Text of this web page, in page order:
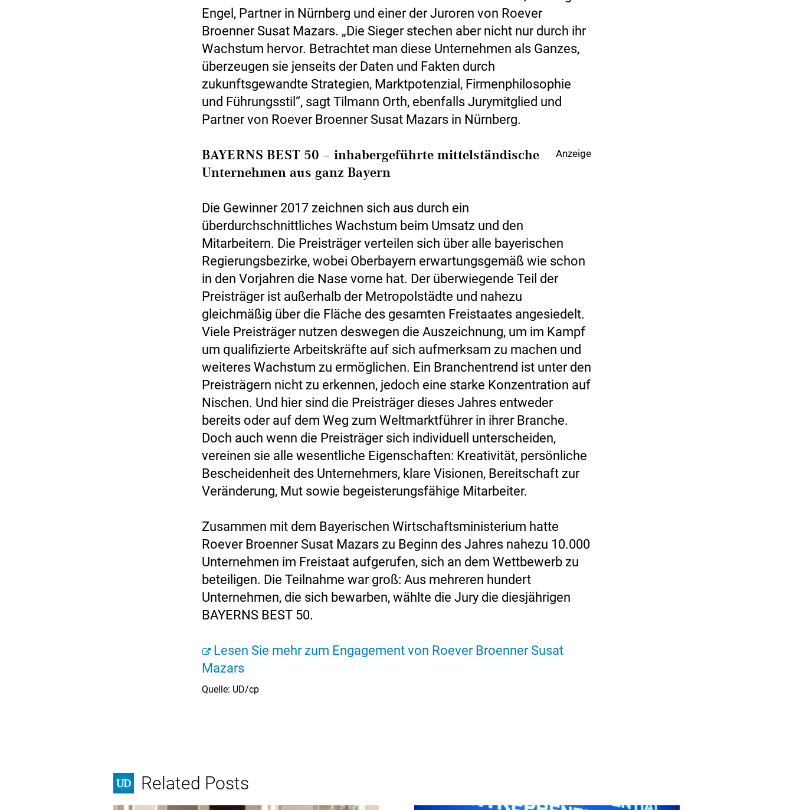
Engel, Partner in Nürnberg und einer der Juroren von Roever
Broenner Susat Mazars. „Die Sieger stechen aber nicht nur durch ihr
Wachstum hervor. Betrachtet man diese Unternehmen als Ganzes,
überzeugen sie jenseits der Daten und Fakten durch
zukunftsgewandte Strategien, Marktpotenzial, Firmenphilosophie
und Führungsstil“, sagt Tilmann Orth, ebenfalls Jurymitglied und
Partner von Roever Broenner Susat Mazars in Nürnberg.
Anzeige
BAYERNS BEST 50 – inhabergeführte mittelständische
Unternehmen aus ganz Bayern
Die Gewinner 2017 zeichnen sich aus durch ein
überdurchschnittliches Wachstum beim Umsatz und den
Mitarbeitern. Die Preisträger verteilen sich über alle bayerischen
Regierungsbezirke, wobei Oberbayern erwartungsgemäß wie schon
in den Vorjahren die Nase vorne hat. Der überwiegende Teil der
Preisträger ist außerhalb der Metropolstädte und nahezu
gleichmäßig über die Fläche des gesamten Freistaates angesiedelt.
Viele Preisträger nutzen deswegen die Auszeichnung, um im Kampf
um qualifizierte Arbeitskräfte auf sich aufmerksam zu machen und
weiteres Wachstum zu ermöglichen. Ein Branchentrend ist unter den
Preisträgern nicht zu erkennen, jedoch eine starke Konzentration auf
Nischen. Und hier sind die Preisträger dieses Jahres entweder
bereits oder auf dem Weg zum Weltmarktführer in ihrer Branche.
Doch auch wenn die Preisträger sich individuell unterscheiden,
vereinen sie alle wesentliche Eigenschaften: Kreativität, persönliche
Bescheidenheit des Unternehmers, klare Visionen, Bereitschaft zur
Veränderung, Mut sowie begeisterungsfähige Mitarbeiter.
Zusammen mit dem Bayerischen Wirtschaftsministerium hatte
Roever Broenner Susat Mazars zu Beginn des Jahres nahezu 10.000
Unternehmen im Freistaat aufgerufen, sich an dem Wettbewerb zu
beteiligen. Die Teilnahme war groß: Aus mehreren hundert
Unternehmen, die sich bewarben, wählte die Jury die diesjährigen
BAYERNS BEST 50.
Lesen Sie mehr zum Engagement von Roever Broenner Susat
Mazars
Quelle: UD/cp
Related Posts